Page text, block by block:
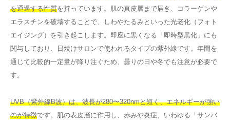
を通過する性質を持っています。肌の真皮層まで届き、コラーゲンや
エラスチンを破壊することで、しわやたるみといった光老化（フォト
エイジング）を引き起こします。即座に黒くなる「即時型黒化」にも
関与しており、日焼けサロンで使われるタイプの紫外線です。年間を
通じて比較的一定量が降り注ぐため、曇りの日や冬でも注意が必要で
す。
UVB（紫外線B波）は、波長が280〜320nmと短く、エネルギーが強い
のが特徴です。肌の表皮層に作用し、赤みや炎症、いわゆる「サンバ